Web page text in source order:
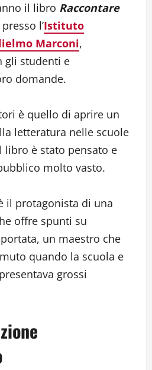
il libro Raccontare
l’Istituto
Marconi,
gli studenti e
domande.
è quello di aprire un
letteratura nelle scuole
libro è stato pensato e
molto vasto.
il protagonista di una
offre spunti su
un maestro che
quando la scuola e
grossi